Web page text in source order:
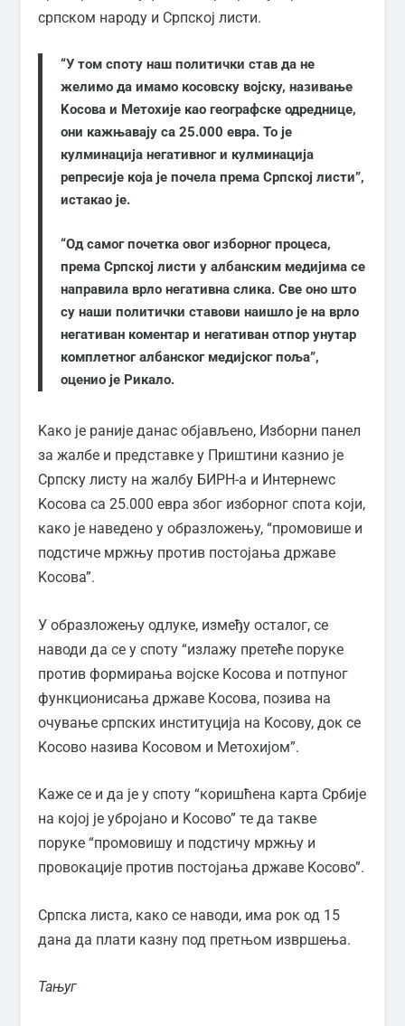
српском народу и Српској листи.
“У том споту наш политички став да не
желимо да имамо косовску војску, називање
Kосова и Метохије као географске одреднице,
они кажњавају са 25.000 евра. То је
кулминација негативног и кулминација
репресије која је почела према Српској листи”,
истакао је.
“Од самог почетка овог изборног процеса,
према Српској листи у албанским медијима се
направила врло негативна слика. Све оно што
су наши политички ставови наишло је на врло
негативан коментар и негативан отпор унутар
комплетног албанског медијског поља”,
оценио је Рикало.
Kако је раније данас објављено, Изборни панел
за жалбе и представке у Приштини казнио је
Српску листу на жалбу БИРН-а и Интернеwс
Kосова са 25.000 евра због изборног спота који,
како је наведено у образложењу, “промовише и
подстиче мржњу против постојања државе
Kосова”.
У образложењу одлуке, између осталог, се
наводи да се у споту “излажу претеће поруке
против формирања војске Kосова и потпуног
функционисања државе Kосова, позива на
очување српских институција на Kосову, док се
Kосово назива Kосовом и Метохијом”.
Kаже се и да је у споту “коришћена карта Србије
на којој је убројано и Kосово” те да такве
поруке “промовишу и подстичу мржњу и
провокације против постојања државе Kосово”.
Српска листа, како се наводи, има рок од 15
дана да плати казну под претњом извршења.
Тањуг